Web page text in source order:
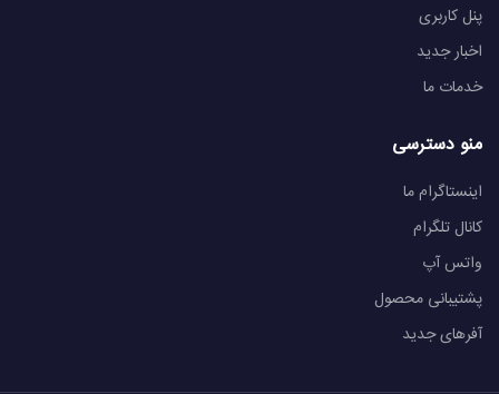
پنل کاربری
اخبار جدید
خدمات ما
منو دسترسی
اینستاگرام ما
کانال تلگرام
واتس آپ
پشتیبانی محصول
آفرهای جدید